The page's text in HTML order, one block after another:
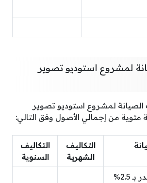
لمشروع استوديو تصوير
الصيانة لمشروع استوديو تصوير
مئوية من إجمالي الأصول وفق التالي:
التكاليف
الشهرية
التكاليف
السنوية
صيانة عامة تقدر بـ 2.5%